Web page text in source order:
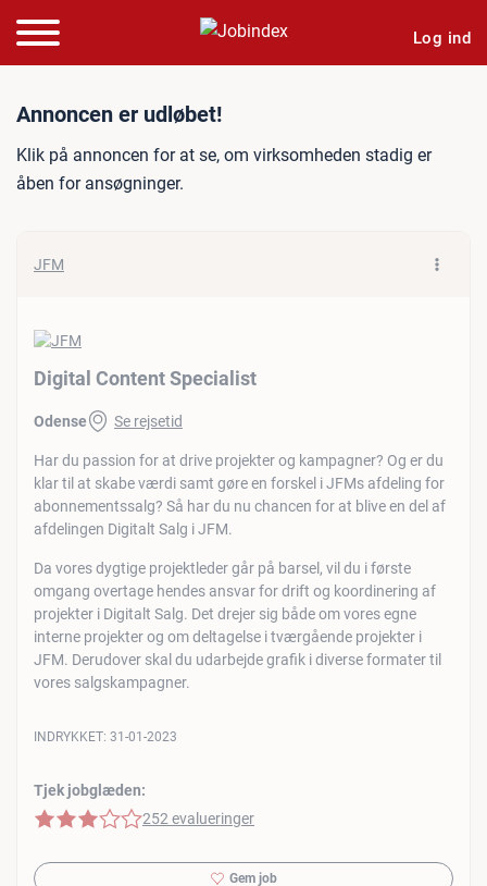
Log ind
Jobannonce: Digital
Annoncen er udløbet!
Klik på annoncen for at se, om virksomheden stadig er
åben for ansøgninger.
JFM
Digital Content Specialist
Odense Se rejsetid
Har du passion for at drive projekter og kampagner? Og er du
klar til at skabe værdi samt gøre en forskel i JFMs afdeling for
abonnementssalg? Så har du nu chancen for at blive en del af
afdelingen Digitalt Salg i JFM.
Da vores dygtige projektleder går på barsel, vil du i første
omgang overtage hendes ansvar for drift og koordinering af
projekter i Digitalt Salg. Det drejer sig både om vores egne
interne projekter og om deltagelse i tværgående projekter i
JFM. Derudover skal du udarbejde grafik i diverse formater til
vores salgskampagner.
Tjek jobglæden:
3 af 5 stjerner
252 evalueringer
INDRYKKET: 31-01-2023
Gem job